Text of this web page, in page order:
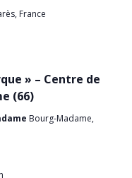
France
» – Centre de
(66)
Bourg-Madame,